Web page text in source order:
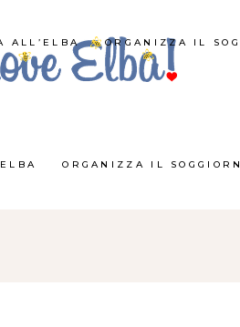
ORGANIZZA IL
ALL’ELBA ORGANIZZA IL